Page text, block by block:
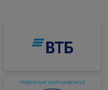
Нефтегазстройпрофсоюз